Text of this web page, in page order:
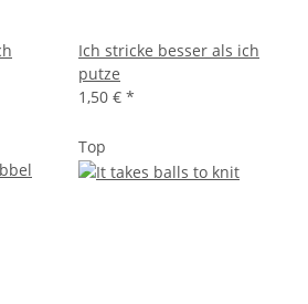
Ich stricke besser als ich
putze
1,50 € *
Top